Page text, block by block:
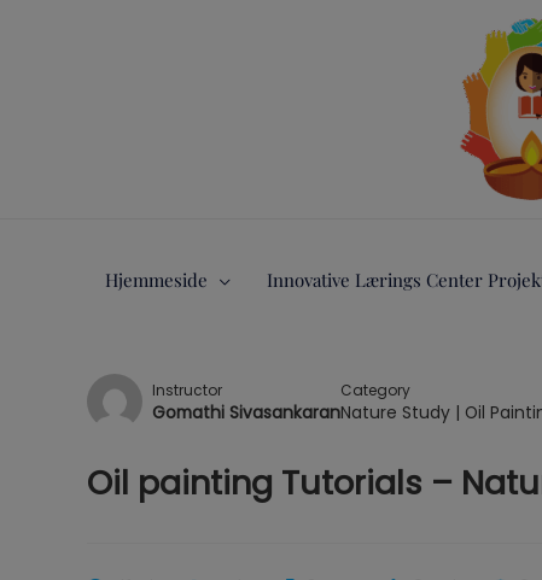
Hjemmeside Innovative Lærings Center
Instructor
Gomathi Sivasankaran
Category
Nature Study | Oil
Oil painting Tutorials –